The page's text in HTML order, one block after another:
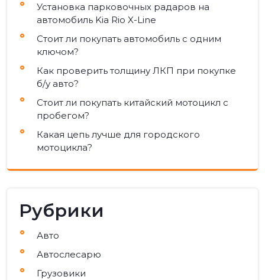
Установка парковочных радаров на
автомобиль Kia Rio X-Line
Стоит ли покупать автомобиль с одним
ключом?
Как проверить толщину ЛКП при покупке
б/у авто?
Стоит ли покупать китайский мотоцикл с
пробегом?
Какая цепь лучше для городского
мотоцикла?
Рубрики
Авто
Автослесарю
Грузовики